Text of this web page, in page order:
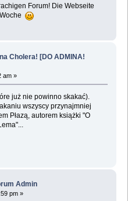
Forum! Die Webseite
Cholera! [DO ADMINA!
am »
już nie powinno skakać).
wszyscy przynajmniej
Płazą, autorem książki "O
Admin
pm »